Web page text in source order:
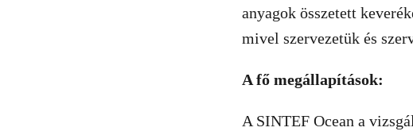
anyagok összetett
mivel szervezetük és
A fő megállapítások:
A SINTEF Ocean a